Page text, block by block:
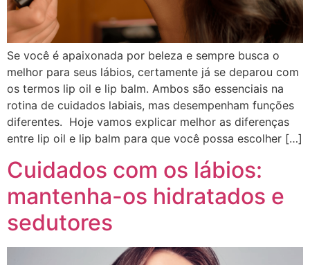
Se você é apaixonada por beleza e sempre busca o
melhor para seus lábios, certamente já se deparou com
os termos lip oil e lip balm. Ambos são essenciais na
rotina de cuidados labiais, mas desempenham funções
diferentes. Hoje vamos explicar melhor as diferenças
entre lip oil e lip balm para que você possa escolher […]
Cuidados com os lábios:
mantenha-os hidratados e
sedutores